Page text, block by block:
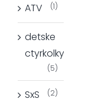
ATV (1)
detske
ctyrkolky
(5)
SxS (2)